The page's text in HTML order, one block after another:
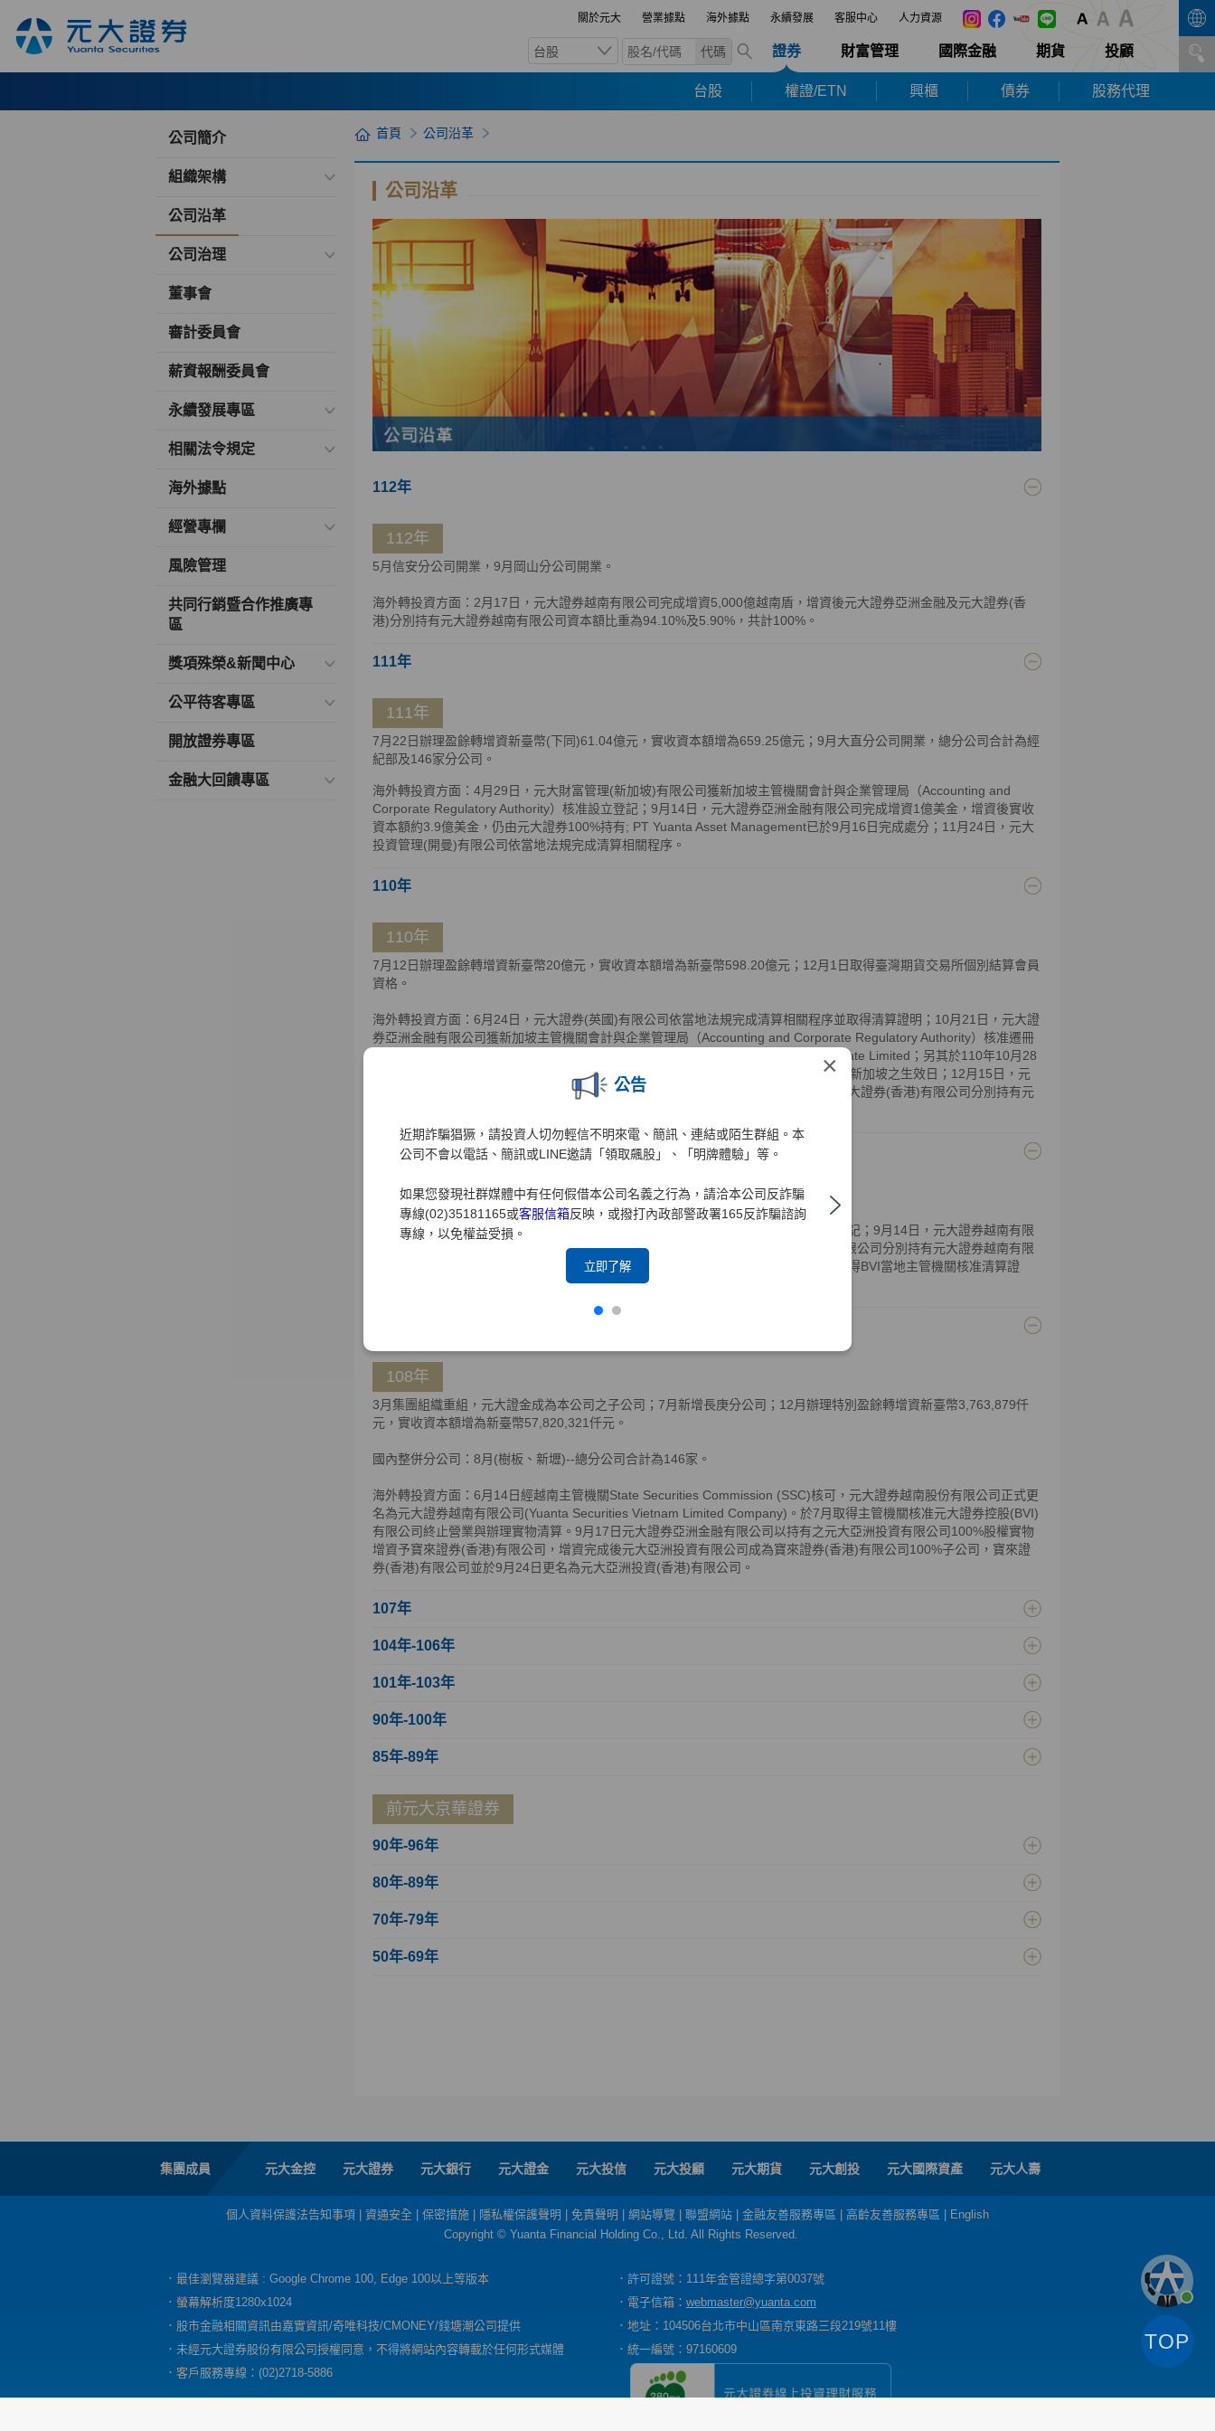
關於元大 營業據點 海外據點 永續發展 客服中心 人力資源
台股 代碼 證券 財富管理 國際金融 期貨 投顧
台股 權證/ETN 興櫃 債券 股務代理
×
公告
近期詐騙猖獗，請投資人切勿輕信不明來電、簡訊、連結或陌生群組。本
公司不會以電話、簡訊或LINE邀請「領取飆股」、「明牌體驗」等。
如果您發現社群媒體中有任何假借本公司名義之行為，請洽本公司反詐騙
專線(02)35181165或客服信箱反映，或撥打內政部警政署165反詐騙諮詢
專線，以免權益受損。
立即了解
公司簡介
組織架構
公司沿革
公司治理
董事會
審計委員會
薪資報酬委員會
永續發展專區
相關法令規定
海外據點
經營專欄
風險管理
共同行銷暨合作推廣專
區
獎項殊榮&新聞中心
公平待客專區
開放證券專區
金融大回饋專區
首頁 公司沿革
公司沿革
112年
112年
5月信安分公司開業，9月岡山分公司開業。
海外轉投資方面：2月17日，元大證券越南有限公司完成增資5,000億越南盾，增資後元大證券亞洲金融及元大證券(香
港)分別持有元大證券越南有限公司資本額比重為94.10%及5.90%，共計100%。
111年
111年
7月22日辦理盈餘轉增資新臺幣(下同)61.04億元，實收資本額增為659.25億元；9月大直分公司開業，總分公司合計為經
紀部及146家分公司。
海外轉投資方面：4月29日，元大財富管理(新加坡)有限公司獲新加坡主管機關會計與企業管理局（Accounting and
Corporate Regulatory Authority）核准設立登記；9月14日，元大證券亞洲金融有限公司完成增資1億美金，增資後實收
資本額約3.9億美金，仍由元大證券100%持有; PT Yuanta Asset Management已於9月16日完成處分；11月24日，元大
投資管理(開曼)有限公司依當地法規完成清算相關程序。
110年
110年
7月12日辦理盈餘轉增資新臺幣20億元，實收資本額增為新臺幣598.20億元；12月1日取得臺灣期貨交易所個別結算會員
資格。
海外轉投資方面：6月24日，元大證券(英國)有限公司依當地法規完成清算相關程序並取得清算證明；10月21日，元大證
券亞洲金融有限公司獲新加坡主管機關會計與企業管理局（Accounting and Corporate Regulatory Authority）核准遷冊
至新加坡，公司英文名稱並同步變更為Yuanta Securities Asia Financial Services Private Limited；另其於110年10月28
日獲百慕達公司註冊處（Registrar of Companies）核准遷出，遷出之生效日同其遷入新加坡之生效日；12月15日，元
大證券越南有限公司完成增資5,000億越南盾，增資後元大證券亞洲金融有限公司及元大證券(香港)有限公司分別持有元
109年
109年
海外轉投資方面：2月14日，元大證券控股(BVI)有限公司獲BVI公司註冊處核准註銷登記；9月14日，元大證券越南有限
公司完成增資5,000億越南盾，增資後元大證券亞洲金融有限公司及元大證券(香港)有限公司分別持有元大證券越南有限
公司股權90.16%及9.84%，持股比例共計100%；11月4日，元大亞洲投資有限公司取得BVI當地主管機關核准清算證
明，以實物解散清算方式，將資產分配返還予元大亞洲投資(香港)有限公司。
108年
3月集團組織重組，元大證金成為本公司之子公司；7月新增長庚分公司；12月辦理特別盈餘轉增資新臺幣3,763,879仟
元，實收資本額增為新臺幣57,820,321仟元。
國內整併分公司：8月(樹板、新壢)--總分公司合計為146家。
海外轉投資方面：6月14日經越南主管機關State Securities Commission (SSC)核可，元大證券越南股份有限公司正式更
名為元大證券越南有限公司(Yuanta Securities Vietnam Limited Company)。於7月取得主管機關核准元大證券控股(BVI)
有限公司終止營業與辦理實物清算。9月17日元大證券亞洲金融有限公司以持有之元大亞洲投資有限公司100%股權實物
增資予寶來證券(香港)有限公司，增資完成後元大亞洲投資有限公司成為寶來證券(香港)有限公司100%子公司，寶來證
券(香港)有限公司並於9月24日更名為元大亞洲投資(香港)有限公司。
107年
104年-106年
101年-103年
90年-100年
85年-89年
前元大京華證券
90年-96年
80年-89年
70年-79年
50年-69年
集團成員 元大金控 元大證券 元大銀行 元大證金 元大投信 元大投顧 元大期貨 元大創投 元大國際資產 元大人壽
個人資料保護法告知事項 資通安全 保密措施 隱私權保護聲明 免責聲明 網站導覽 聯盟網站 金融友善服務專區 高齡友善服務專區
English
Copyright © Yuanta Financial Holding Co., Ltd. All Rights Reserved.
．最佳瀏覽器建議 : Google Chrome 100, Edge 100以上等版本
．許可證號：111年金管證總字第0037號
．螢幕解析度1280x1024
．電子信箱： webmaster@yuanta.com
．股市金融相關資訊由嘉實資訊/奇唯科技/CMONEY/錢塘潮公司提供
．地址：104506台北市中山區南京東路三段219號11樓
．未經元大證券股份有限公司授權同意，不得將網站內容轉載於任何形式媒體
．統一編號：97160609
．客戶服務專線：(02)2718-5886
TOP